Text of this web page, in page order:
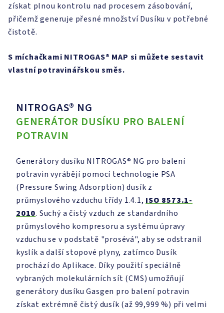
získat plnou kontrolu nad procesem zásobování,
přičemž generuje přesné množství Dusíku v potřebné
čistotě.
S míchačkami NITROGAS® MAP si můžete sestavit
vlastní potravinářskou směs.
NITROGAS® NG
GENERÁTOR DUSÍKU PRO BALENÍ
POTRAVIN
Generátory dusíku NITROGAS® NG pro balení
potravin vyrábějí pomocí technologie PSA
(Pressure Swing Adsorption) dusík z
průmyslového vzduchu třídy 1.4.1, ISO 8573.1-
2010. Suchý a čistý vzduch ze standardního
průmyslového kompresoru a systému úpravy
vzduchu se v podstatě "prosévá", aby se odstranil
kyslík a další stopové plyny, zatímco Dusík
prochází do Aplikace. Díky použití speciálně
vybraných molekulárních sít (CMS) umožňují
generátory dusíku Gasgen pro balení potravin
získat extrémně čistý dusík (až 99,999 %) při velmi